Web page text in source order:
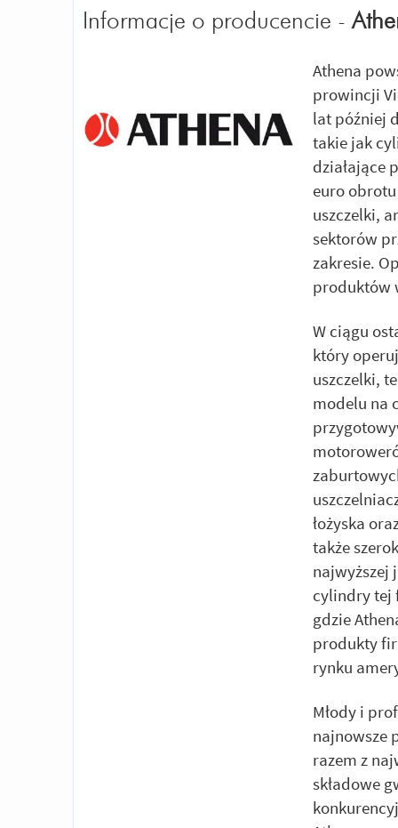
Informacje o producencie -
Athena
prowincji
lat później
takie jak
działające
euro
uszczelki,
sektorów
zakresie.
produktów
W ciągu
który
uszczelki,
modelu na
łożyska
także
najwyższej
cylindry tej
gdzie
produkty
rynku
Młody i
najnowsze
razem z
składowe